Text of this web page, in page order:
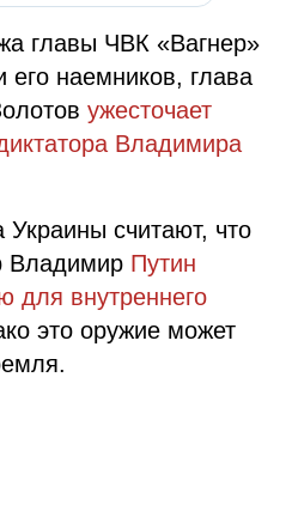
главы ЧВК «Вагнер»
его наемников, глава
ужесточает
Владимира
считают, что
Владимир Путин
для внутреннего
это оружие может